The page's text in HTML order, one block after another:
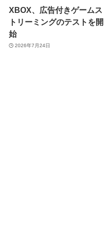
XBOX、広告付きゲームス
トリーミングのテストを開
始
2026年7月24日